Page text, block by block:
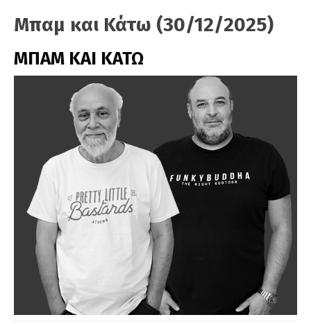
Μπαμ και Κάτω (30/12/2025)
ΜΠΑΜ ΚΑΙ ΚΑΤΩ